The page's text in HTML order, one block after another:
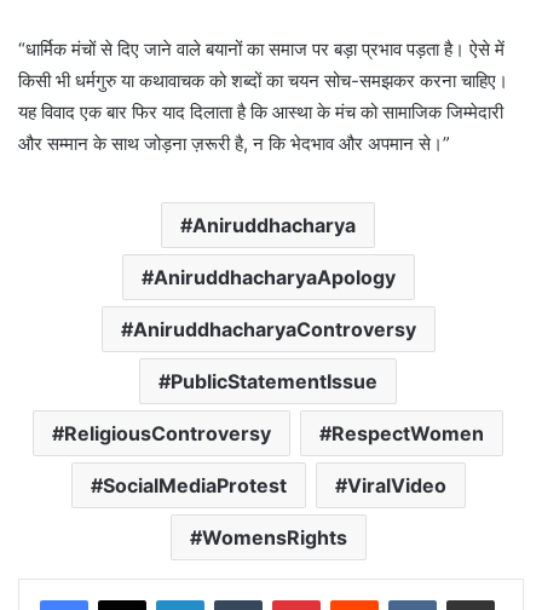
“धार्मिक मंचों से दिए जाने वाले बयानों का समाज पर बड़ा प्रभाव पड़ता है। ऐसे में
किसी भी धर्मगुरु या कथावाचक को शब्दों का चयन सोच-समझकर करना चाहिए।
यह विवाद एक बार फिर याद दिलाता है कि आस्था के मंच को सामाजिक जिम्मेदारी
और सम्मान के साथ जोड़ना ज़रूरी है, न कि भेदभाव और अपमान से।”
Aniruddhacharya
AniruddhacharyaApology
AniruddhacharyaControversy
PublicStatementIssue
ReligiousControversy RespectWomen
SocialMediaProtest ViralVideo
WomensRights
LinkedInTumblr PinterestReddit VKontakteShare via Email